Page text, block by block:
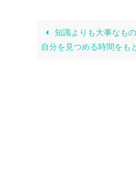
知識よりも大事なも
自分を見つめる時間をも